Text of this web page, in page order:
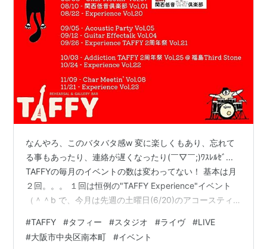
なんやろ、このバタバタ感w 変に楽しくもあり、忘れて
る事もあったり、連絡が遅くなったり(￣▽￣;)ﾜｽﾚﾙｾﾞ...
TAFFYの毎月のイベントの数は変わってない！ 基本は月
２回。。。 １回は恒例の"TAFFY Experience"イベント
（＾＾b で、今月は先週の土曜日(6/20)のアコースティ
ちゃ面白かったな！ 個人的には、Experienceより好き❤️
幼馴染と12年ぶりくらいに復活したユニット(naonao)が
#TAFFY #タフィー #スタジオ #ライヴ #LIVE
#大阪市中央区南本町 #イベント